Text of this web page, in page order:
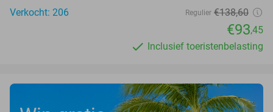
Verkocht: 206
Regulier €138,60
€93,45
Inclusief toeristenbelasting